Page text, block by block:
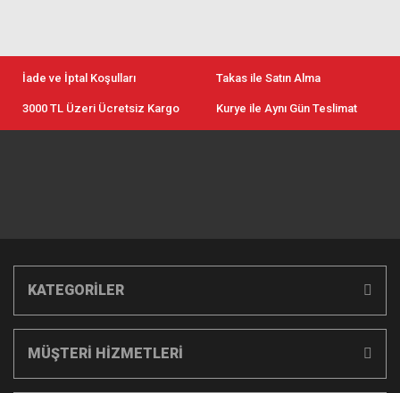
İade ve İptal Koşulları Takas ile Satın Alma
3000 TL Üzeri Ücretsiz Kargo Kurye ile Aynı Gün Teslimat
KATEGORİLER
MÜŞTERİ HİZMETLERİ